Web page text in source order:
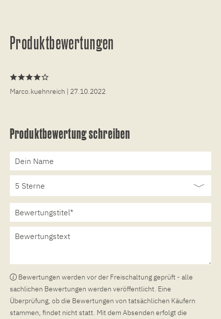
Produktbewertungen
Marco.kuehnreich | 27.10.2022
Produktbewertung schreiben
Bewertungen werden vor der Freischaltung geprüft - alle
sachlichen Bewertungen werden veröffentlicht. Eine
Überprüfung, ob die Bewertungen von tatsächlichen Käufern
stammen, findet nicht statt. Mit dem Absenden erfolgt die